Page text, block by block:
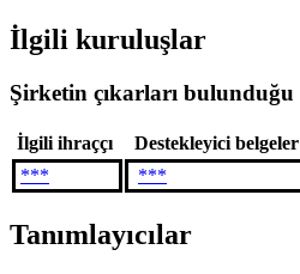
İlgili kuruluşlar
Şirketin çıkarları bulunduğu
İlgili ihraççı
Destekleyici belgeler
***
***
Tanımlayıcılar